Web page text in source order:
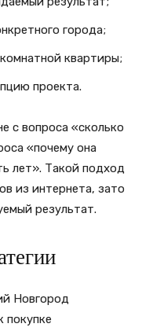
города;
квартиры;
проекта.
с вопроса «сколько
«почему она
лет». Такой подход
из интернета, зато
результат.
Новгород
покупке